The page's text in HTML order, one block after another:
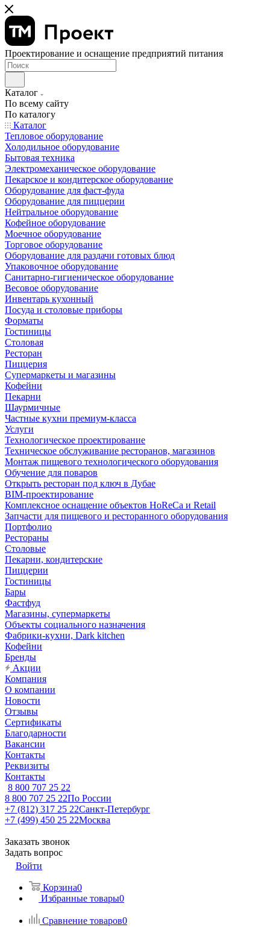
Проектирование и оснащение предприятий питания
Каталог
По всему сайту
По каталогу
Каталог
Тепловое оборудование
Холодильное оборудование
Бытовая техника
Электромеханическое оборудование
Пекарское и кондитерское оборудование
Оборудование для фаст-фуда
Оборудование для пиццерии
Нейтральное оборудование
Кофейное оборудование
Моечное оборудование
Торговое оборудование
Оборудование для раздачи готовых блюд
Упаковочное оборудование
Санитарно-гигиеническое оборудование
Весовое оборудование
Инвентарь кухонный
Посуда и столовые приборы
Форматы
Гостиницы
Столовая
Ресторан
Пиццерия
Супермаркеты и магазины
Кофейни
Пекарни
Шаурмичные
Частные кухни премиум-класса
Услуги
Технологическое проектирование
Техническое обслуживание ресторанов, магазинов
Монтаж пищевого технологического оборудования
Обучение для поваров
Открыть ресторан под ключ в Дубае
BIM-проектирование
Комплексное оснащение объектов HoReCa и Retail
Запчасти для пищевого и ресторанного оборудования
Портфолио
Рестораны
Столовые
Пекарни, кондитерские
Пиццерии
Гостиницы
Бары
Фастфуд
Магазины, супермаркеты
Объекты социального назначения
Фабрики-кухни, Dark kitchen
Кофейни
Бренды
Акции
Компания
О компании
Новости
Отзывы
Сертификаты
Благодарности
Вакансии
Контакты
Реквизиты
Контакты
8 800 707 25 22
8 800 707 25 22По России
+7 (812) 317 25 22Санкт-Петербург
+7 (499) 450 25 22Москва
Заказать звонок
Задать вопрос
Войти
Корзина0
Избранные товары0
Сравнение товаров0